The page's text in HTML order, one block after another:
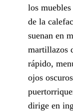
los
de la
suenan en
martillazos
rápido,
ojos
dirige en